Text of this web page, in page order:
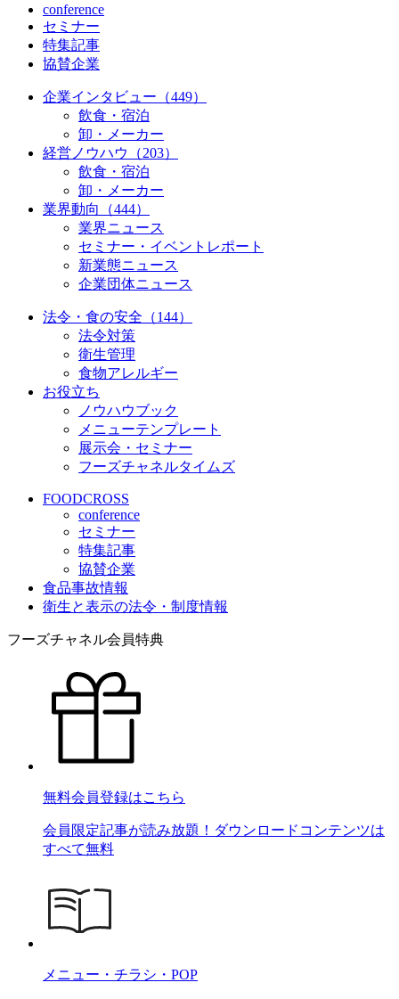
conference
セミナー
特集記事
協賛企業
企業インタビュー（449）
飲食・宿泊
卸・メーカー
経営ノウハウ（203）
飲食・宿泊
卸・メーカー
業界動向（444）
業界ニュース
セミナー・イベントレポート
新業態ニュース
企業団体ニュース
法令・食の安全（144）
法令対策
衛生管理
食物アレルギー
お役立ち
ノウハウブック
メニューテンプレート
展示会・セミナー
フーズチャネルタイムズ
FOODCROSS
conference
セミナー
特集記事
協賛企業
食品事故情報
衛生と表示の法令・制度情報
フーズチャネル会員特典
無料会員登録はこちら
会員限定記事が読み放題！ダウンロードコンテンツは
すべて無料
メニュー・チラシ・POP